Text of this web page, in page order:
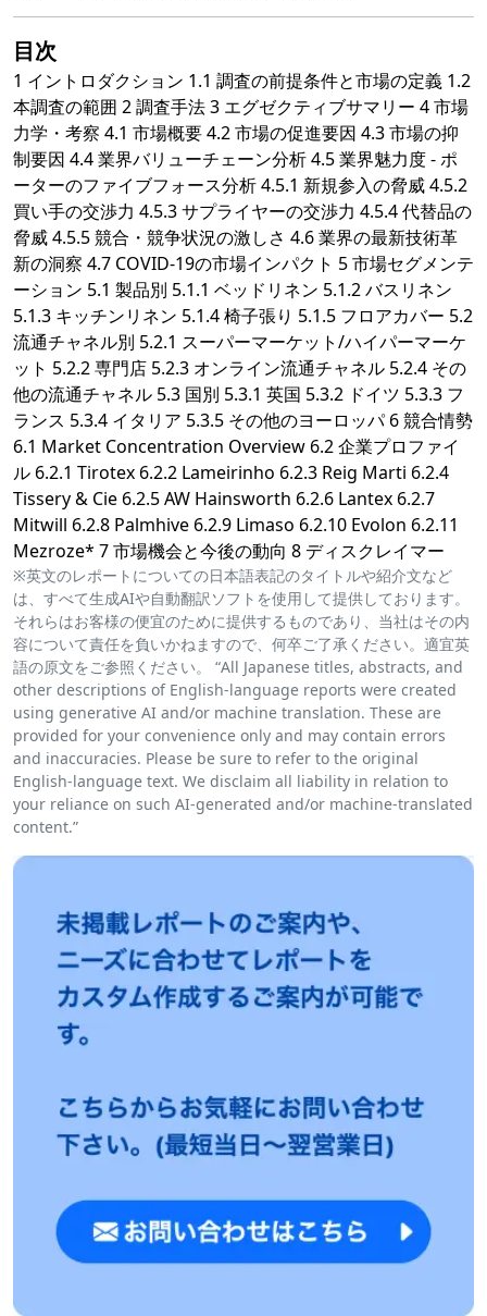
目次
1 イントロダクション 1.1 調査の前提条件と市場の定義 1.2
本調査の範囲 2 調査手法 3 エグゼクティブサマリー 4 市場
力学・考察 4.1 市場概要 4.2 市場の促進要因 4.3 市場の抑
制要因 4.4 業界バリューチェーン分析 4.5 業界魅力度 - ポ
ーターのファイブフォース分析 4.5.1 新規参入の脅威 4.5.2
買い手の交渉力 4.5.3 サプライヤーの交渉力 4.5.4 代替品の
脅威 4.5.5 競合・競争状況の激しさ 4.6 業界の最新技術革
新の洞察 4.7 COVID-19の市場インパクト 5 市場セグメンテ
ーション 5.1 製品別 5.1.1 ベッドリネン 5.1.2 バスリネン
5.1.3 キッチンリネン 5.1.4 椅子張り 5.1.5 フロアカバー 5.2
流通チャネル別 5.2.1 スーパーマーケット/ハイパーマーケ
ット 5.2.2 専門店 5.2.3 オンライン流通チャネル 5.2.4 その
他の流通チャネル 5.3 国別 5.3.1 英国 5.3.2 ドイツ 5.3.3 フ
ランス 5.3.4 イタリア 5.3.5 その他のヨーロッパ 6 競合情勢
6.1 Market Concentration Overview 6.2 企業プロファイ
ル 6.2.1 Tirotex 6.2.2 Lameirinho 6.2.3 Reig Marti 6.2.4
Tissery & Cie 6.2.5 AW Hainsworth 6.2.6 Lantex 6.2.7
Mitwill 6.2.8 Palmhive 6.2.9 Limaso 6.2.10 Evolon 6.2.11
Mezroze* 7 市場機会と今後の動向 8 ディスクレイマー
※英文のレポートについての日本語表記のタイトルや紹介文など
は、すべて生成AIや自動翻訳ソフトを使用して提供しております。
それらはお客様の便宜のために提供するものであり、当社はその内
容について責任を負いかねますので、何卒ご了承ください。適宜英
語の原文をご参照ください。 “All Japanese titles, abstracts, and
other descriptions of English-language reports were created
using generative AI and/or machine translation. These are
provided for your convenience only and may contain errors
and inaccuracies. Please be sure to refer to the original
English-language text. We disclaim all liability in relation to
your reliance on such AI-generated and/or machine-translated
content.”